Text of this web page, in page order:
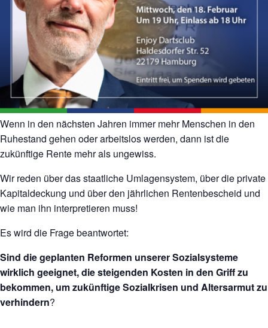
Wenn in den nächsten Jahren immer mehr Menschen in den
Ruhestand gehen oder arbeitslos werden, dann ist die
zukünftige Rente mehr als ungewiss.
Wir reden über das staatliche Umlagensystem, über die private
Kapitaldeckung und über den jährlichen Rentenbescheid und
wie man ihn interpretieren muss!
Es wird die Frage beantwortet:
Sind die geplanten Reformen unserer Sozialsysteme
wirklich geeignet, die steigenden Kosten in den Griff zu
bekommen, um zukünftige Sozialkrisen und Altersarmut zu
verhindern?